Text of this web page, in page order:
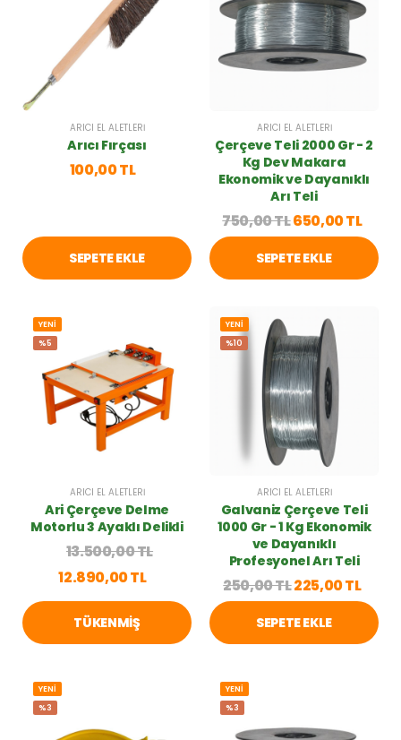
ARICI EL ALETLERI
Arıcı Fırçası
100,00 TL
SEPETE EKLE
ARICI EL ALETLERI
Çerçeve Teli 2000 Gr - 2
Kg Dev Makara
Ekonomik ve Dayanıklı
Arı Teli
750,00 TL650,00 TL
SEPETE EKLE
YENİ
%5
ARICI EL ALETLERI
Ari Çerçeve Delme
Motorlu 3 Ayaklı Delikli
13.500,00 TL
12.890,00 TL
TÜKENMIŞ
YENİ
%10
ARICI EL ALETLERI
Galvaniz Çerçeve Teli
1000 Gr - 1 Kg Ekonomik
ve Dayanıklı
Profesyonel Arı Teli
250,00 TL225,00 TL
SEPETE EKLE
YENİ
%3
YENİ
%3